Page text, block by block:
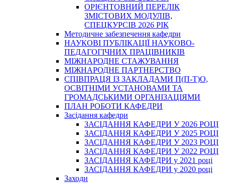
ОРІЄНТОВНИЙ ПЕРЕЛІК
ЗМІСТОВИХ МОДУЛІВ,
СПЕЦКУРСІВ 2026 РІК
Методичне забезпечення кафедри
НАУКОВІ ПУБЛІКАЦІЇ НАУКОВО-
ПЕДАГОГІЧНИХ ПРАЦІВНИКІВ
МІЖНАРОДНЕ СТАЖУВАННЯ
МІЖНАРОДНЕ ПАРТНЕРСТВО
СПІВПРАЦЯ ІЗ ЗАКЛАДАМИ П(П-Т)О,
ОСВІТНІМИ УСТАНОВАМИ ТА
ГРОМАДСЬКИМИ ОРГАНІЗАЦІЯМИ
ПЛАН РОБОТИ КАФЕДРИ
Засідання кафедри
ЗАСІДАННЯ КАФЕДРИ У 2026 РОЦІ
ЗАСІДАННЯ КАФЕДРИ У 2025 РОЦІ
ЗАСІДАННЯ КАФЕДРИ У 2023 РОЦІ
ЗАСІДАННЯ КАФЕДРИ У 2022 РОЦІ
ЗАСІДАННЯ КАФЕДРИ у 2021 році
ЗАСІДАННЯ КАФЕДРИ у 2020 році
Заходи